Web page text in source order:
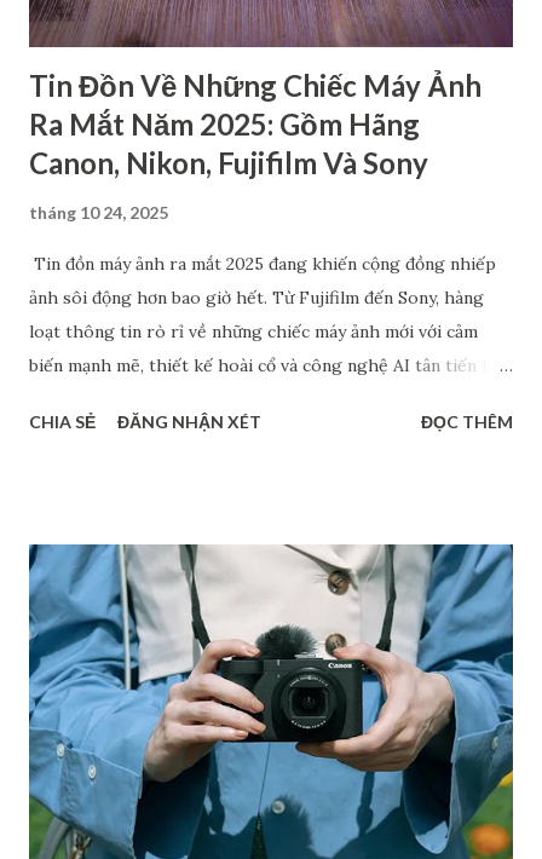
full-frame hoặc APS-C ca...
Tin Đồn Về Những Chiếc Máy Ảnh
Ra Mắt Năm 2025: Gồm Hãng
Canon, Nikon, Fujifilm Và Sony
tháng 10 24, 2025
Tin đồn máy ảnh ra mắt 2025 đang khiến cộng đồng nhiếp
ảnh sôi động hơn bao giờ hết. Từ Fujifilm đến Sony, hàng
loạt thông tin rò rỉ về những chiếc máy ảnh mới với cảm
biến mạnh mẽ, thiết kế hoài cổ và công nghệ AI tân tiến liên
dự đoán về Fujifilm Half-frame, Sony A7 V hay dòng RX1 hồi
và lên kế hoạch nâng cấp thiết bị hợp lý. Máy ảnh ra mắt
2025: Canon EOS R7 Mark II Sau một chuỗi ra mắt hàng loạt
các sản phẩm đình đám như từ EOS R1 và EOS R5 Mark II
năm ngoái đến PowerShot V1 và EOS R50 V ra mắt năm nay,
nhiều diễn đàn đồn đoán rằng máy ảnh tiếp theo Canon sẽ
cho ra mắt khả năng cao là Canon EOS R7 Mark II. Đa số các
thông tin cung cấp đều cho rằng R7 Mark II sẽ là một chiếc
máy ảnh có hiệu suất mạnh mẽ, sở hữu cảm biến độ phân...
CHIA SẺ ĐĂNG NHẬN XÉT ĐỌC THÊM